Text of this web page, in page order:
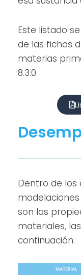
Este listado
de las fichas
materias
8.3.0.
Dentro de los
son las
materiales,
continuación: